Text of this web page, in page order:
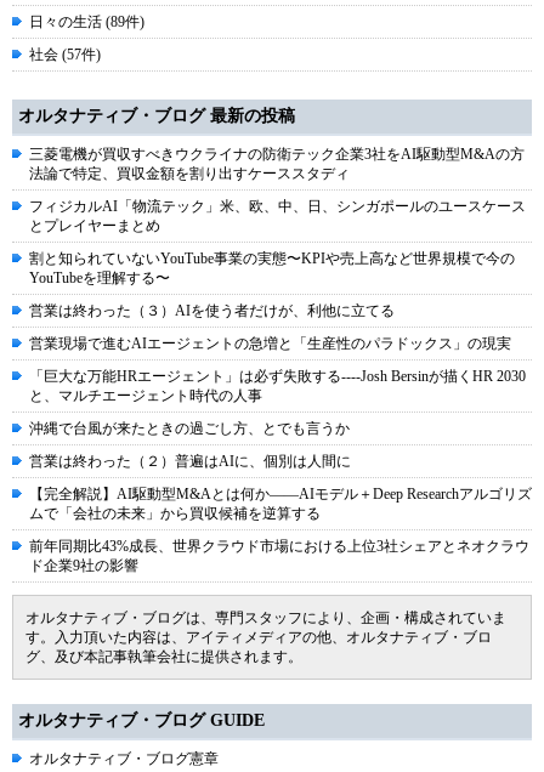
日々の生活 (89件)
社会 (57件)
オルタナティブ・ブログ 最新の投稿
三菱電機が買収すべきウクライナの防衛テック企業3社をAI駆動型M&Aの方
法論で特定、買収金額を割り出すケーススタディ
フィジカルAI「物流テック」米、欧、中、日、シンガポールのユースケース
とプレイヤーまとめ
割と知られていないYouTube事業の実態〜KPIや売上高など世界規模で今の
YouTubeを理解する〜
営業は終わった（３）AIを使う者だけが、利他に立てる
営業現場で進むAIエージェントの急増と「生産性のパラドックス」の現実
「巨大な万能HRエージェント」は必ず失敗する----Josh Bersinが描くHR 2030
と、マルチエージェント時代の人事
沖縄で台風が来たときの過ごし方、とでも言うか
営業は終わった（２）普遍はAIに、個別は人間に
【完全解説】AI駆動型M&Aとは何か――AIモデル＋Deep Researchアルゴリズ
ムで「会社の未来」から買収候補を逆算する
前年同期比43%成長、世界クラウド市場における上位3社シェアとネオクラウ
ド企業9社の影響
オルタナティブ・ブログは、専門スタッフにより、企画・構成されていま
す。入力頂いた内容は、アイティメディアの他、オルタナティブ・ブロ
グ、及び本記事執筆会社に提供されます。
オルタナティブ・ブログ GUIDE
オルタナティブ・ブログ憲章